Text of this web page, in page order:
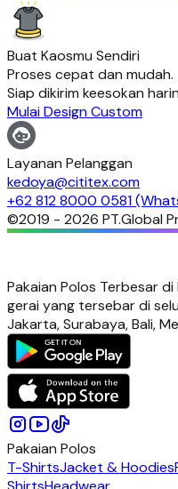
Buat Kaosmu Sendiri
Proses cepat dan mudah.
Siap dikirim keesokan
Mulai Design Custom
Layanan Pelanggan
kedoya@cititex.com
+62 812 8000 0581
©2019 - 2026 PT.Global
Pakaian Polos Terbesar
gerai yang tersebar di
Jakarta, Surabaya, Bali,
Pakaian Polos
T-ShirtsJacket & Hoodies